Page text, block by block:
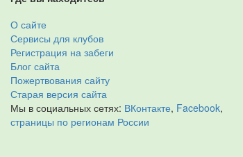
О сайте
Сервисы для клубов
Регистрация на забеги
Блог сайта
Пожертвования сайту
Старая версия сайта
Мы в социальных сетях: ВКонтакте, Facebook,
страницы по регионам России